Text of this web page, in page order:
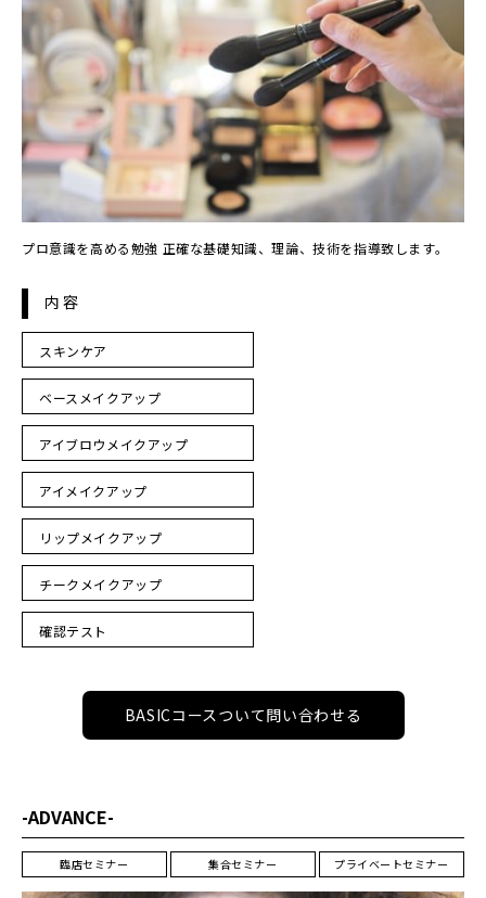
プロ意識を高める勉強 正確な基礎知識、理論、技術を指導致します。
内容
スキンケア
ベースメイクアップ
アイブロウメイクアップ
アイメイクアップ
リップメイクアップ
チークメイクアップ
確認テスト
BASICコースついて問い合わせる
-ADVANCE-
臨店セミナー 集合セミナー プライベートセミナー